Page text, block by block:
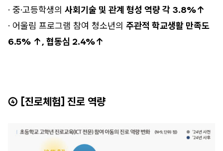
· 중·고등학생의 사회기술 및 관계 형성 역량 각 3.8%↑
· 어울림 프로그램 참여 청소년의 주관적 학교생활 만족도
6.5% ↑, 협동심 2.4%↑
④ [진로체험] 진로 역량